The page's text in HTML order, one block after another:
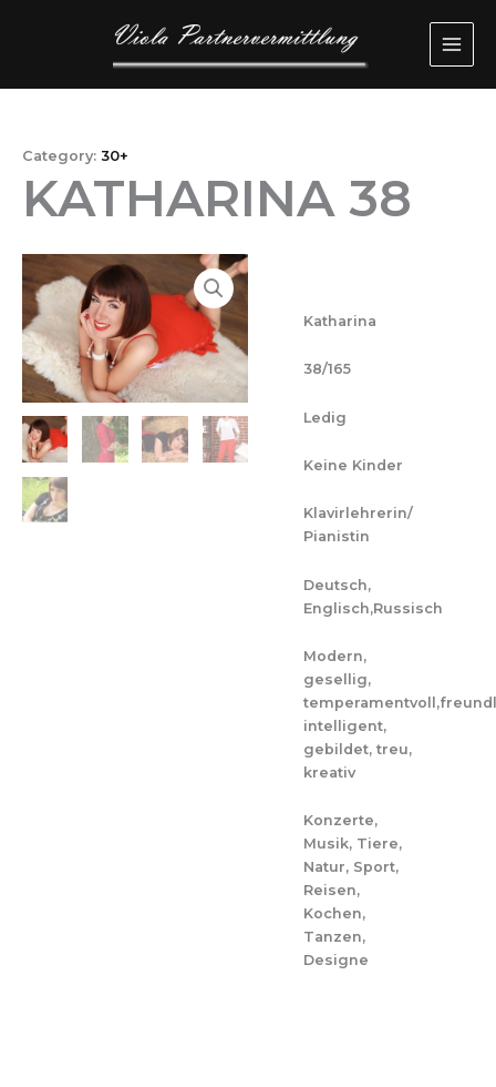
Category: 30+
KATHARINA 38
Katharina
38/165
Ledig
Keine Kinder
Klavirlehrerin/
Pianistin
Deutsch,
Englisch,Russisch
Modern,
gesellig,
intelligent,
gebildet, treu,
kreativ
Konzerte,
Musik, Tiere,
Natur, Sport,
Reisen,
Kochen,
Tanzen,
Designe